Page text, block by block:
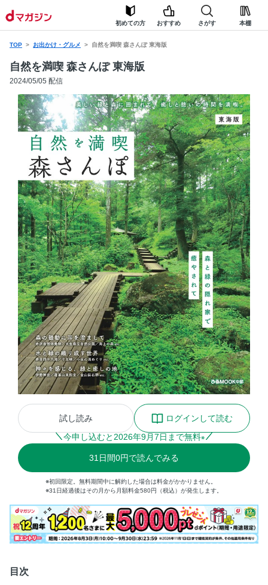
初めての方 おすすめ さがす 本棚
TOP お出かけ・グルメ 自然を満喫 森さんぽ 東海版
自然を満喫 森さんぽ 東海版
2024/05/05 配信
試し読み
ログインして読む
今申し込むと 2026年9月7日まで無料※
31 日間0円で読んでみる
※初回限定。無料期間中に解約した場合は料金がかかりません。
※31日経過後はその月から月額料金580円（税込）が発生します。
目次